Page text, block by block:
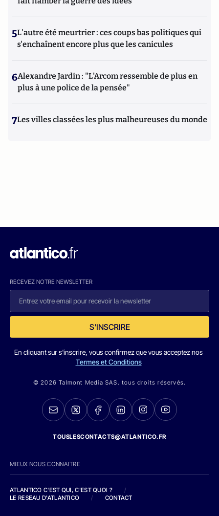
5L'autre été meurtrier : ces coups bas politiques qui
s'enchaînent encore plus que les canicules
6Alexandre Jardin : "L'Arcom ressemble de plus en
plus à une police de la pensée"
7Les villes classées les plus malheureuses du monde
RECEVEZ NOTRE NEWSLETTER
S'INSCRIRE
En cliquant sur s'inscrire, vous confirmez que vous acceptez nos
Termes et Conditions
© 2026 Talmont Media SAS. tous droits réservés.
TOUSLESCONTACTS@ATLANTICO.FR
MIEUX NOUS CONNAITRE
ATLANTICO C'EST QUI, C'EST QUOI ?
/
LE RESEAU D'ATLANTICO
/ CONTACT